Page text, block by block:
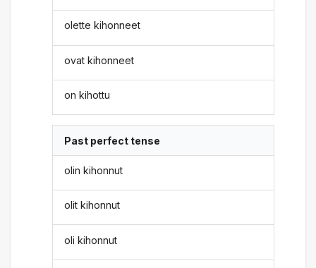
olette kihonneet
ovat kihonneet
on kihottu
Past perfect tense
olin kihonnut
olit kihonnut
oli kihonnut